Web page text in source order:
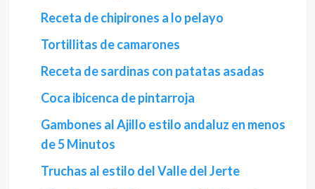
Receta de chipirones a lo pelayo
Tortillitas de camarones
Receta de sardinas con patatas asadas
Coca ibicenca de pintarroja
Gambones al Ajillo estilo andaluz en menos
de 5 Minutos
Truchas al estilo del Valle del Jerte